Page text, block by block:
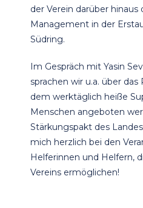
der Verein darüber hinaus
Management in der
Südring.
Im Gespräch mit Yasin
sprachen wir u.a. über das
dem werktäglich heiße
Menschen angeboten
Stärkungspakt des
mich herzlich bei den
Helferinnen und Helfern,
Vereins ermöglichen!